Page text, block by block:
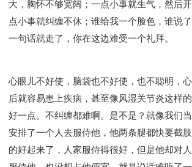
大，胸怀不够宽阔；一点小事就生气，然后
点小事就纠缠不休；谁给我一个脸色，谁说
一句话就走了，你在这边难受一个礼拜。
心眼儿不好使，脑袋也不好使，也不聪明，
后就容易患上疾病，甚至像风湿关节炎这样
好一点。不纠缠都难啊。是不是？就像我们
安排了一个人去服侍他，他两条腿都快要截
的好起来了，人家服侍得很好，但是他却对